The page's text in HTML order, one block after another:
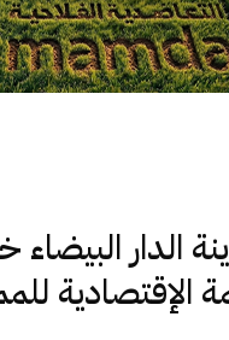
البيضاء
الإقتصادية